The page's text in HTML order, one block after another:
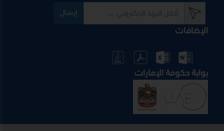
إرسال
الإضافات
بوابة حكومة الإمارات